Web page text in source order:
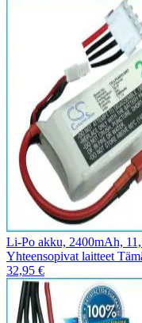
Li-Po akku, 2400mAh,
Yhteensopivat laitteet
32,95 €